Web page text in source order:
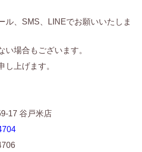
ル、SMS、LINEでお願いいたしま
い場合もございます。
し上げます。
17 谷戸米店